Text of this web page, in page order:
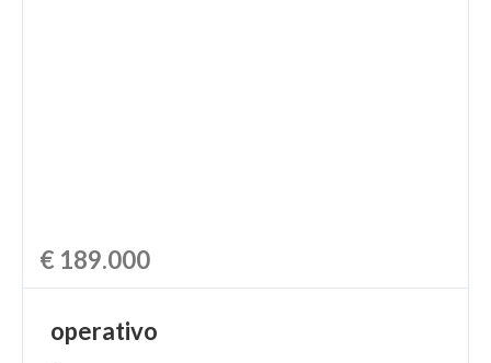
€ 189.000
operativo